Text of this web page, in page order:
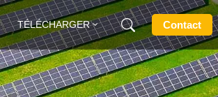
TÉLÉCHARGER Contact
English